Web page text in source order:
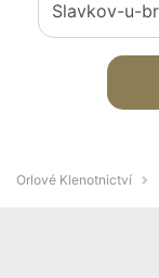
Orlové Klenotnictví